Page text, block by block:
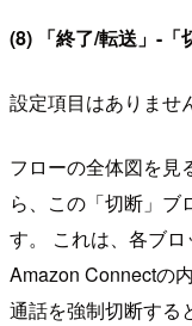
(8) 「終了/転送」-「
設定項目はありませ
フローの全体図を見
ら、この「切断」ブ
す。 これは、各ブロ
Amazon Connectの
通話を強制切断する